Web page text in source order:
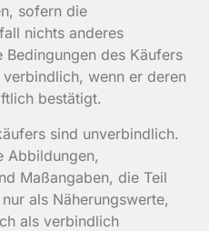
sofern die
nichts anderes
des Käufers
wenn er deren
bestätigt.
sind unverbindlich.
Abbildungen,
Maßangaben, die Teil
als Näherungswerte,
als verbindlich